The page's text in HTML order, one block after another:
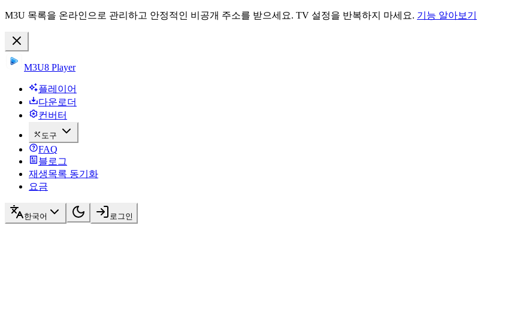
M3U 목록을 온라인으로 관리하고 안정적인 비공개 주소를 받으세요. TV 설정을 반복하지 마세요. 기능 알아보기
M3U8 Player
플레이어
다운로더
컨버터
도구
FAQ
블로그
재생목록 동기화
요금
한국어 로그인